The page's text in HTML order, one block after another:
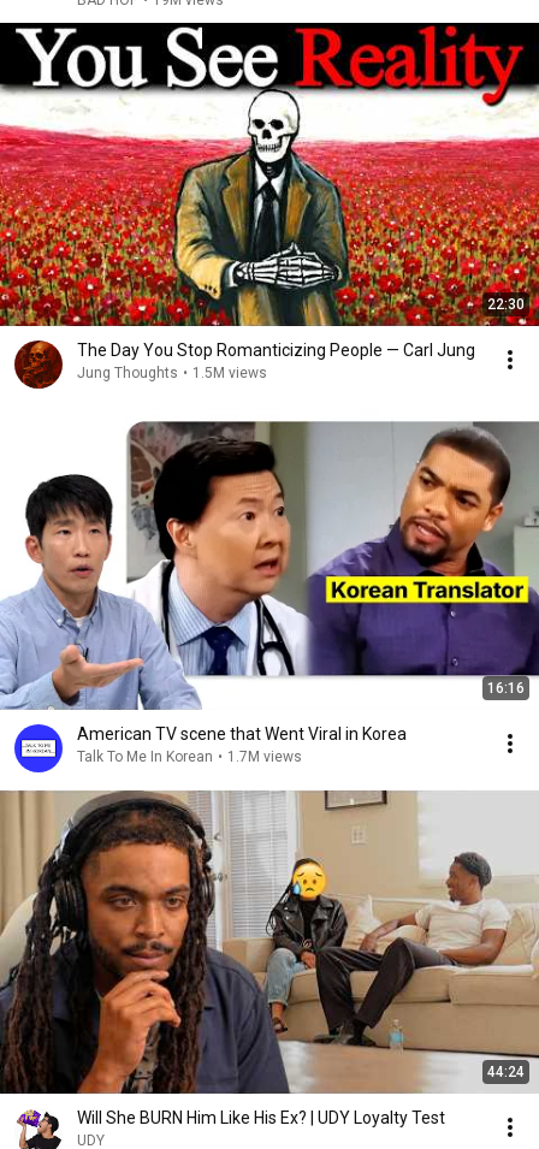
買ってみても  no
心  満たされはしない
簡単なことだけど簡単に行かない
俺の全て君に捧げたって良い
他はいらない
俺の隣  free bitch  はいらない
多分それが良い
多分俺が良い
君は俺の  VVIP
Ya 歩く道綺麗な海沿い
高い店  eat  写真撮る君
見慣れた街並み
夜景の見えるビル
そんな事を考えては過ぎていく日々
Ya ya ya baby I know you got a man
俺には君しか見えてないのに
You don’t know what you mean to me
[chorus]
いたい君の隣
でも君には他に
男  いるの知っている
俺には奪うなんてできない
仲間は言うよ
先なんかない   わかってるよ
でも無理なんだ
君のその態度  勘違いしそうになるよ
Ya 歩く道綺麗な海沿い
高い店  eat  写真撮る君
車  乗り込み
見慣れた街並み
夜景の見えるビル
渡すダイヤのリング
俺が君にやってあげるはずだったのに
Ya ya ya baby I know you are the one
あの時の言葉  tell me again she said
22:30
The Day You Stop Romanticizing People — Carl Jung
Jung Thoughts • 1.5M views
16:16
American TV scene that Went Viral in Korea
Talk To Me In Korean • 1.7M views
44:24
Will She BURN Him Like His Ex? | UDY Loyalty Test
UDY